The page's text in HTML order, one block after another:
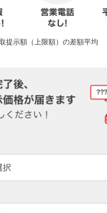
提示額（上限額）の差額平均